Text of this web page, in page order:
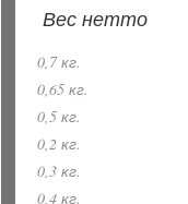
Вес нетто
0,7 кг.
0,65 кг.
0,5 кг.
0,2 кг.
0,3 кг.
0,4 кг.